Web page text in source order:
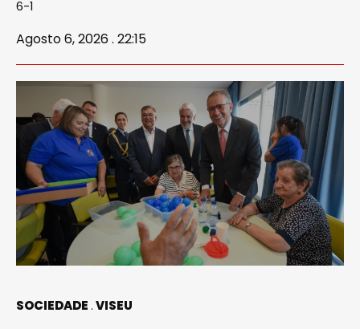
6-1
Agosto 6, 2026 . 22:15
SOCIEDADE VISEU